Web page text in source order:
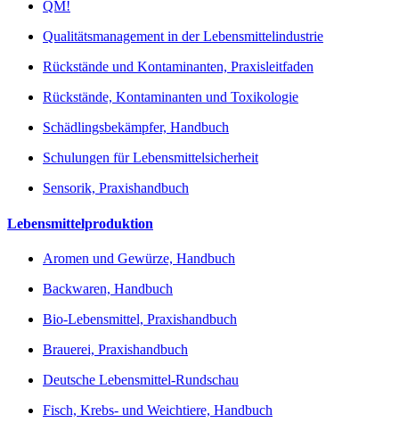
QM!
Qualitätsmanagement in der Lebensmittelindustrie
Rückstände und Kontaminanten, Praxisleitfaden
Rückstände, Kontaminanten und Toxikologie
Schädlingsbekämpfer, Handbuch
Schulungen für Lebensmittelsicherheit
Sensorik, Praxishandbuch
Lebensmittelproduktion
Aromen und Gewürze, Handbuch
Backwaren, Handbuch
Bio-Lebensmittel, Praxishandbuch
Brauerei, Praxishandbuch
Deutsche Lebensmittel-Rundschau
Fisch, Krebs- und Weichtiere, Handbuch